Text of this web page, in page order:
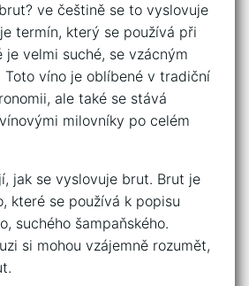
ve češtině se to vyslovuje
je termín, který se používá při
je velmi suché, se vzácným
Toto víno je oblíbené v tradiční
ale také se stává
milovníky po celém
jak se vyslovuje brut. Brut je
které se používá k popisu
suchého šampaňského.
si mohou vzájemně rozumět,